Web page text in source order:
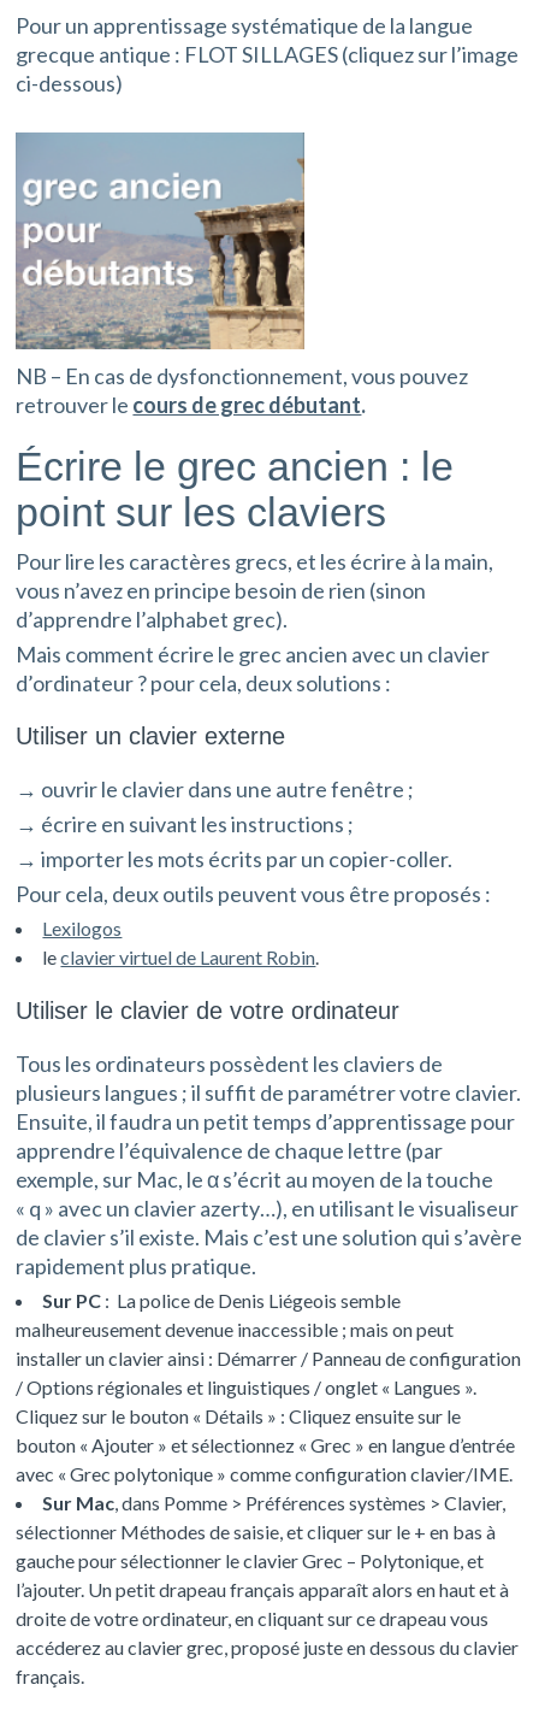
Pour un apprentissage systématique de la langue
grecque antique : FLOT SILLAGES (cliquez sur l’image
ci-dessous)
NB – En cas de dysfonctionnement, vous pouvez
retrouver le cours de grec débutant.
Écrire le grec ancien : le
point sur les claviers
Pour lire les caractères grecs, et les écrire à la main,
vous n’avez en principe besoin de rien (sinon
d’apprendre l’alphabet grec).
Mais comment écrire le grec ancien avec un clavier
d’ordinateur ? pour cela, deux solutions :
Utiliser un clavier externe
→ ouvrir le clavier dans une autre fenêtre ;
→ écrire en suivant les instructions ;
→ importer les mots écrits par un copier-coller.
Pour cela, deux outils peuvent vous être proposés :
Lexilogos
leclavier virtuel de Laurent Robin.
Utiliser le clavier de votre ordinateur
Tous les ordinateurs possèdent les claviers de
plusieurs langues ; il suffit de paramétrer votre clavier.
Ensuite, il faudra un petit temps d’apprentissage pour
apprendre l’équivalence de chaque lettre (par
exemple, sur Mac, le α s’écrit au moyen de la touche
« q » avec un clavier azerty…), en utilisant le visualiseur
de clavier s’il existe. Mais c’est une solution qui s’avère
rapidement plus pratique.
Sur PC : La police de Denis Liégeois semble
malheureusement devenue inaccessible ; mais on peut
installer un clavier ainsi : Démarrer / Panneau de configuration
/ Options régionales et linguistiques / onglet « Langues ».
Cliquez sur le bouton « Détails » : Cliquez ensuite sur le
bouton « Ajouter » et sélectionnez «Grec » en langue d’entrée
avec «Grec polytonique » comme configurationclavier/IME.
Sur Mac, dans Pomme > Préférences systèmes > Clavier,
sélectionner Méthodes de saisie, et cliquer sur le + en bas à
gauche pour sélectionner le clavier Grec – Polytonique, et
l’ajouter. Un petit drapeau français apparaît alors en haut et à
droite de votre ordinateur, en cliquant sur ce drapeau vous
accéderez au clavier grec, proposé juste en dessous du clavier
français.